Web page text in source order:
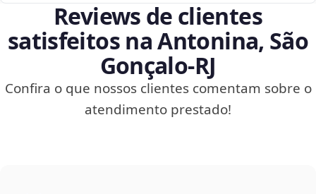
Reviews de clientes
satisfeitos na Antonina, São
Gonçalo‑RJ
Confira o que nossos clientes comentam sobre o
atendimento prestado!